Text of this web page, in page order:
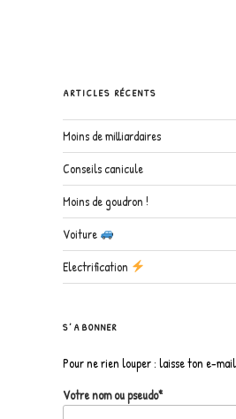
ARTICLES RÉCENTS
Moins de milliardaires
Conseils canicule
Moins de goudron !
Voiture
Electrification
S’ABONNER
Pour ne rien louper : laisse ton e-
Votre nom ou pseudo*